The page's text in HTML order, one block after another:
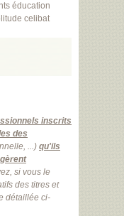
éducation
celibat
inscrits
des
...) qu'ils
si vous le
des titres et
détaillée ci-